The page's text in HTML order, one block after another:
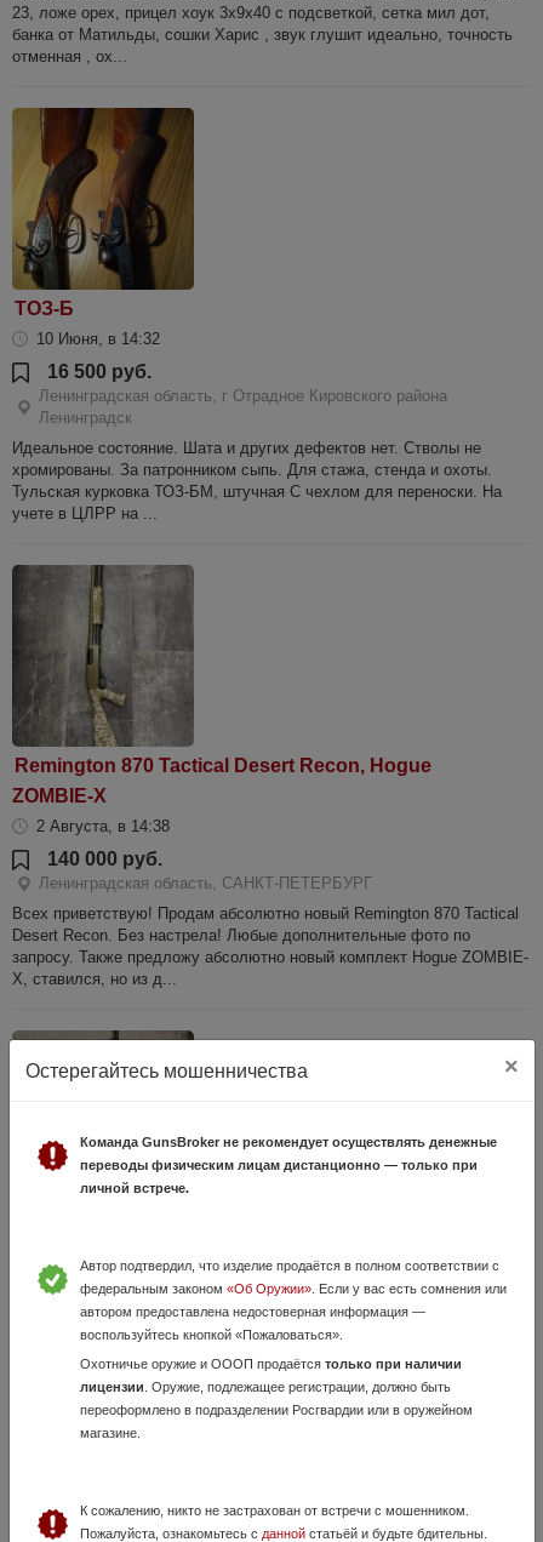
23, ложе орех, прицел хоук 3х9х40 с подсветкой, сетка мил дот,
банка от Матильды, сошки Харис , звук глушит идеально, точность
отменная , ох...
ТОЗ-Б
10 Июня, в 14:32
16 500 руб.
Ленинградская область, г Отрадное Кировского района
Ленинградск
Идеальное состояние. Шата и других дефектов нет. Стволы не
хромированы. За патронником сыпь. Для стажа, стенда и охоты.
Тульская курковка ТОЗ-БМ, штучная С чехлом для переноски. На
учете в ЦЛРР на ...
Remington 870 Tactical Desert Recon, Hogue
ZOMBIE-X
2 Августа, в 14:38
140 000 руб.
Ленинградская область, САНКТ-ПЕТЕРБУРГ
Всех приветствую! Продам абсолютно новый Remington 870 Tactical
Desert Recon. Без настрела! Любые дополнительные фото по
запросу. Также предложу абсолютно новый комплект Hogue ZOMBIE-
X, ставился, но из д...
10 Июня, в 22:48
120 000 руб.
Ленинградская область, Выборг
Настрел две пачки.В комплекте прицел Vortex (2,5-10×44),ремень,
Остерегайтесь мошенничества ×
Команда GunsBroker не рекомендует осуществлять денежные
переводы физическим лицам дистанционно — только при
личной встрече.
Автор подтвердил, что изделие продаётся в полном соответствии с
федеральным законом «Об Оружии». Если у вас есть сомнения или
автором предоставлена недостоверная информация —
воспользуйтесь кнопкой «Пожаловаться».
Охотничье оружие и ОООП продаётся только при наличии
лицензии . Оружие, подлежащее регистрации, должно быть
переоформлено в подразделении Росгвардии или в оружейном
магазине.
К сожалению, никто не застрахован от встречи с мошенником.
Пожалуйста, ознакомьтесь с даннойстатьёй и будьте бдительны.